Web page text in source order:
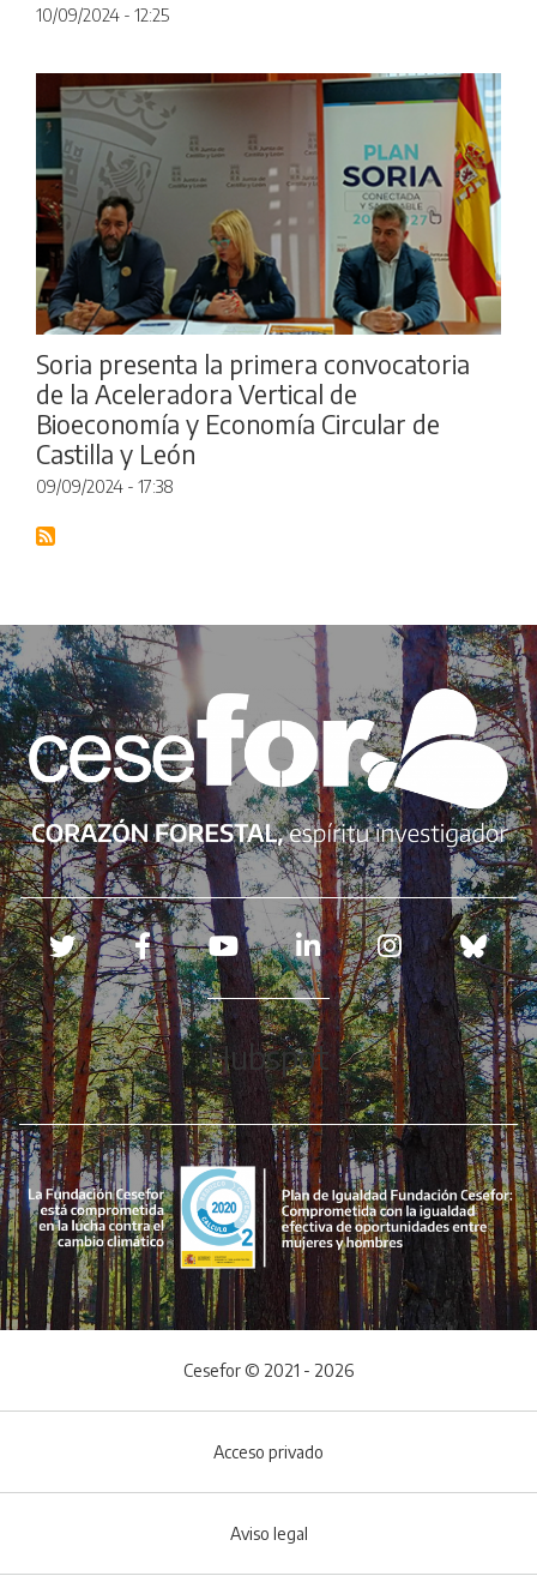
10/09/2024 - 12:25
Soria presenta la primera convocatoria
de la Aceleradora Vertical de
Bioeconomía y Economía Circular de
Castilla y León
09/09/2024 - 17:38
Redes sociales
Hubspot
Cesefor © 2021 - 2026
Acceso privado
Aviso legal